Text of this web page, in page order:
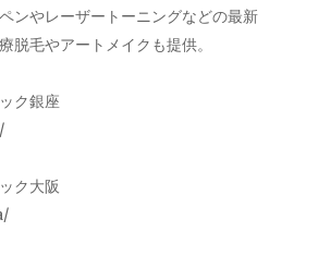
ンやレーザートーニングなどの最新
脱毛やアートメイクも提供。
ク銀座
ク大阪